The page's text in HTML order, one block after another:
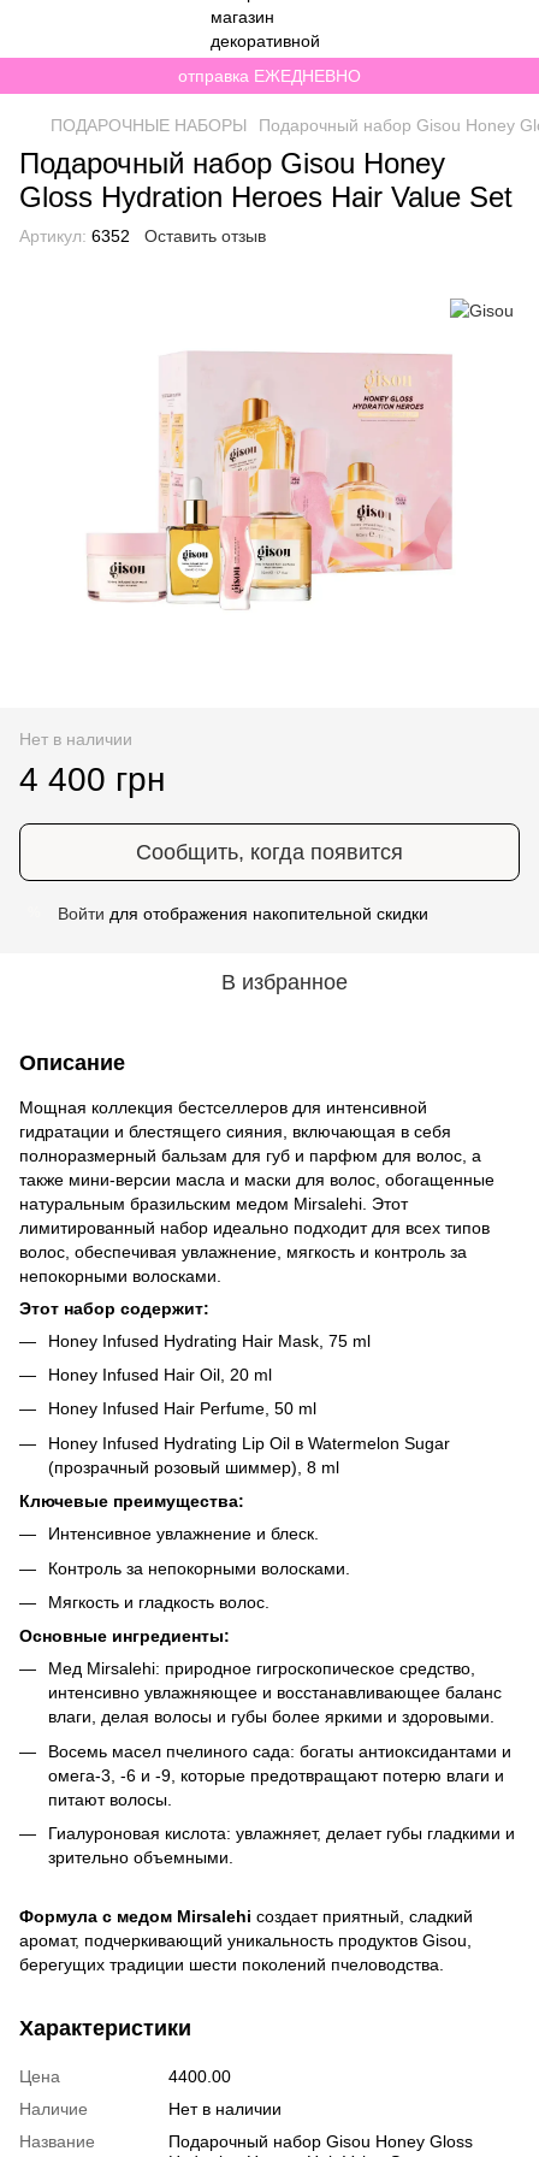
отправка ЕЖЕДНЕВНО
ПОДАРОЧНЫЕ НАБОРЫ Подарочный набор Gisou Honey
Подарочный набор Gisou Honey
Gloss Hydration Heroes Hair Value Set
Артикул: 6352 Оставить отзыв
Нет в наличии
4 400 грн
Сообщить, когда появится
Войти для отображения накопительной скидки
В избранное
Описание
Мощная коллекция бестселлеров для интенсивной
гидратации и блестящего сияния, включающая в себя
полноразмерный бальзам для губ и парфюм для волос, а
также мини-версии масла и маски для волос, обогащенные
натуральным бразильским медом Mirsalehi. Этот
лимитированный набор идеально подходит для всех типов
волос, обеспечивая увлажнение, мягкость и контроль за
непокорными волосками.
Этот набор содержит:
Honey Infused Hydrating Hair Mask, 75 ml
Honey Infused Hair Oil, 20 ml
Honey Infused Hair Perfume, 50 ml
Honey Infused Hydrating Lip Oil в Watermelon Sugar
(прозрачный розовый шиммер), 8 ml
Ключевые преимущества:
Интенсивное увлажнение и блеск.
Контроль за непокорными волосками.
Мягкость и гладкость волос.
Основные ингредиенты:
Мед Mirsalehi: природное гигроскопическое средство,
интенсивно увлажняющее и восстанавливающее баланс
влаги, делая волосы и губы более яркими и здоровыми.
Восемь масел пчелиного сада: богаты антиоксидантами и
омега-3, -6 и -9, которые предотвращают потерю влаги и
питают волосы.
Гиалуроновая кислота: увлажняет, делает губы гладкими и
зрительно объемными.
Формула с медом Mirsalehi создает приятный, сладкий
аромат, подчеркивающий уникальность продуктов Gisou,
берегущих традиции шести поколений пчеловодства.
Характеристики
Цена
4400.00
Наличие
Нет в наличии
Название
Подарочный набор Gisou Honey Gloss